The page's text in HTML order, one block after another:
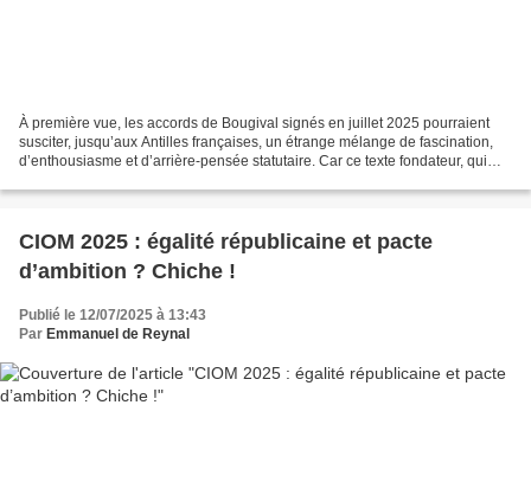
À première vue, les accords de Bougival signés en juillet 2025 pourraient
susciter, jusqu’aux Antilles françaises, un étrange mélange de fascination,
d’enthousiasme et d’arrière-pensée statutaire. Car ce texte fondateur, qui
CIOM 2025 : égalité républicaine et pacte
d’ambition ? Chiche !
Publié le 12/07/2025 à 13:43
Par Emmanuel de Reynal